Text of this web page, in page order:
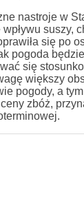
nastroje w
suszy,
się po
pogoda
się
większy
pogody, a
zbóż,